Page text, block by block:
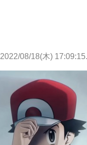
2022/08/18(木)